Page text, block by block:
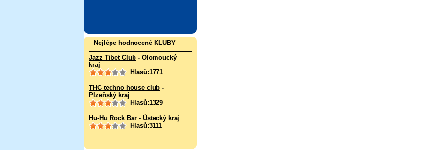
Nejlépe hodnocené KLUBY
Jazz Tibet Club - Olomoucký
kraj
Hlasů:1771
THC techno house club -
Plzeňský kraj
Hlasů:1329
Hu-Hu Rock Bar - Ústecký kraj
Hlasů:3111